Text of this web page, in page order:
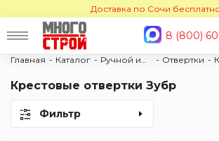
Доставка по Сочи
8 (800)
Главная Каталог Отвертки
Крестовые отвертки Зубр
Фильтр